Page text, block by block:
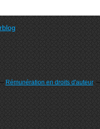
Rémunération en droits d'auteur